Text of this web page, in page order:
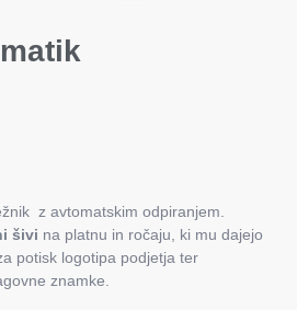
z avtomatskim odpiranjem.
šivi na platnu in ročaju, ki mu dajejo
potisk logotipa podjetja ter
znamke.